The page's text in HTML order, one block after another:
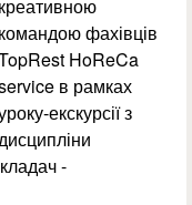
креативною
командою фахівців
HoReCa
в рамках
екскурсії з
-